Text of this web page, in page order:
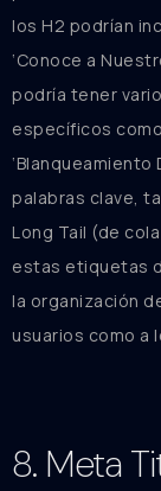
los H2 podrían
‘Conoce a
podría tener
específicos como
‘Blanqueamiento
palabras clave,
Long Tail (de
estas etiquetas
la organización
usuarios como a
8. Meta